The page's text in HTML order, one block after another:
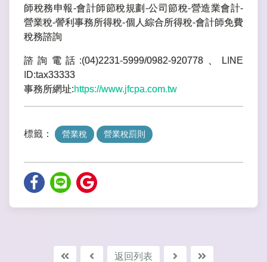
師稅務申報-會計師節稅規劃-公司節稅-營造業會計-
營業稅-謍利事務所得稅-個人綜合所得稅-會計師免費
稅務諮詢
諮詢電話:(04)2231-5999/0982-920778、LINE
ID:tax33333
事務所網址:https://www.jfcpa.com.tw
標籤： 營業稅 營業稅罰則
返回列表